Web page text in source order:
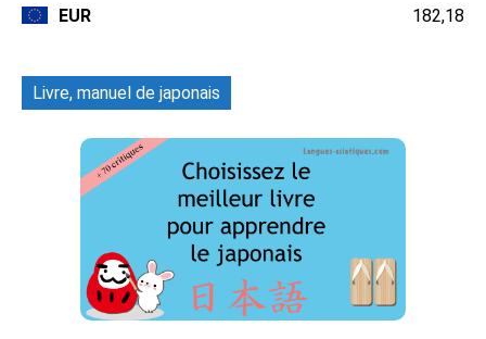
EUR 182,18
Livre, manuel de japonais